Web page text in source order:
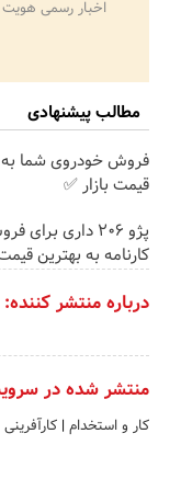
اخبار رسمی
مطالب پیشنهادی
فروش خودروی شما به
قیمت بازار ✅
پژو 206 داری برای
کارنامه به بهترین
درباره منتشر کننده:
منتشر شده در
کار و استخدام |